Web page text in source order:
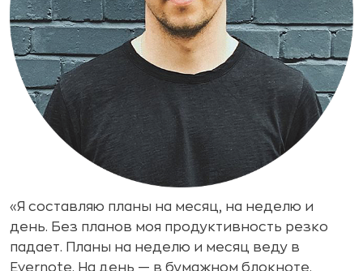
«Я составляю планы на месяц, на неделю и
день. Без планов моя продуктивность резко
падает. Планы на неделю и месяц веду в
Evernote. На день — в бумажном блокноте.